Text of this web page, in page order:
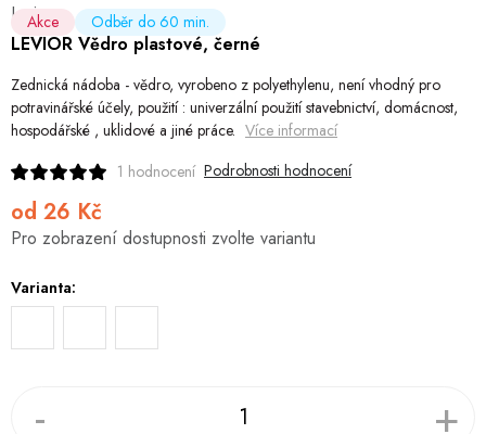
World Cleanup Day
Akční ceny
Půjčovna Kontaktuje nás
Obchodní podmínky
Vrácení a reklamace
Podmínky ochrany osobních údajů
Zásady používání cookies
O nás
od 26 Kč
cena:
Varianta:
Pro zobrazení dostupnosti zvolte variantu
Levior
LEVIOR Vědro plastové, černé
Zednická nádoba - vědro, vyrobeno z polyethylenu, není vhodný pro
potravinářské účely, použití : univerzální použití stavebnictví, domácnost,
hospodářské , uklidové a jiné práce. Více informací
Akce Odběr do 60 min.
1 hodnocení Podrobnosti hodnocení